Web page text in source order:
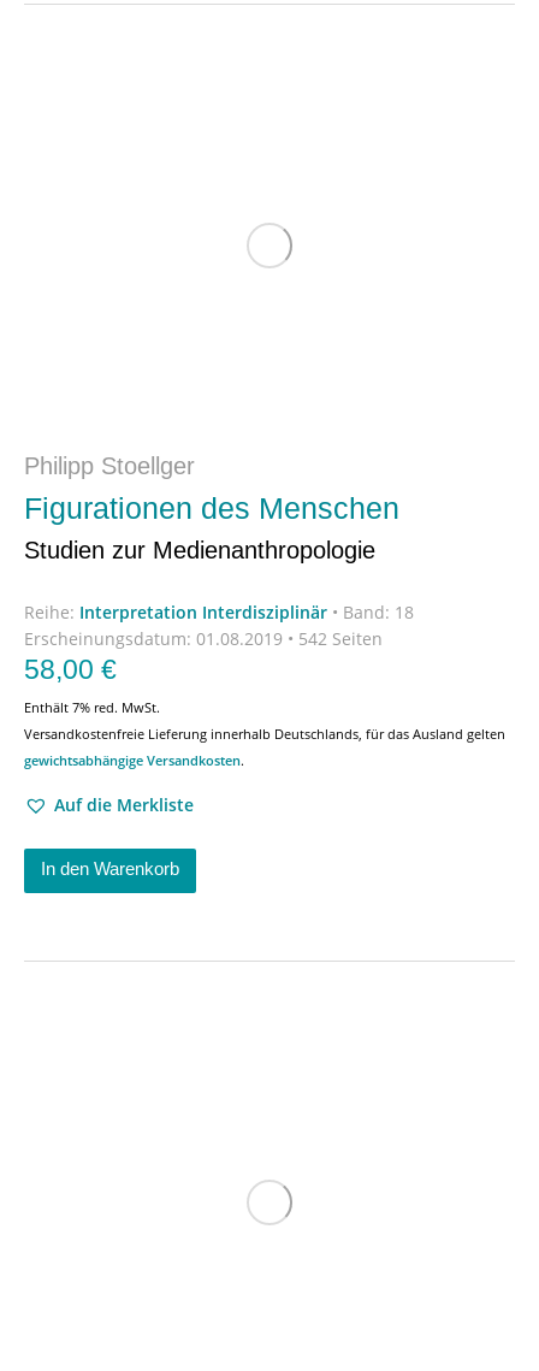
Philipp Stoellger
Figurationen des Menschen
Studien zur Medienanthropologie
Reihe: Interpretation Interdisziplinär • Band: 18
Erscheinungsdatum: 01.08.2019 • 542 Seiten
58,00 €
Enthält 7% red. MwSt.
Versandkostenfreie Lieferung innerhalb Deutschlands, für das Ausland gelten
gewichtsabhängige Versandkosten.
Auf die Merkliste
In den Warenkorb